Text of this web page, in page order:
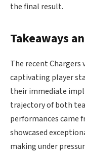
the final result.
Takeaways
The recent
captivating player
their immediate
trajectory of both
performances came
showcased
making under